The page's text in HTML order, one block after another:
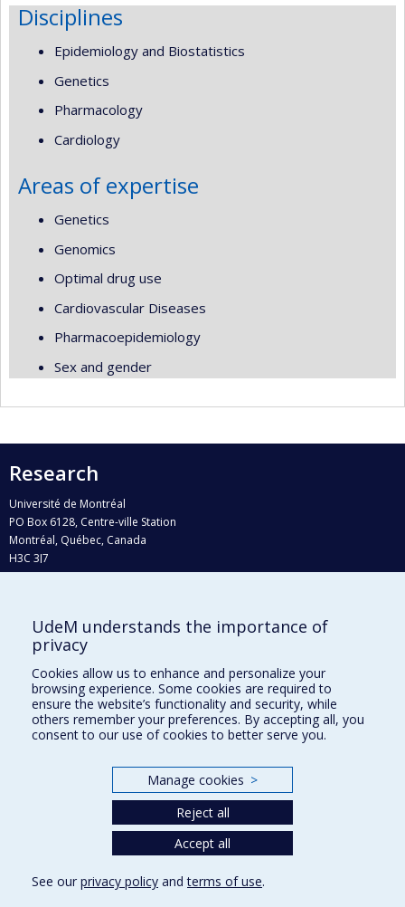
Disciplines
Epidemiology and Biostatistics
Genetics
Pharmacology
Cardiology
Areas of expertise
Genetics
Genomics
Optimal drug use
Cardiovascular Diseases
Pharmacoepidemiology
Sex and gender
Research
Université de Montréal
PO Box 6128, Centre-ville Station
Montréal, Québec, Canada
H3C 3J7
Who does what?
Find us
Site map
Accessibility
UdeM understands the importance of
privacy
Cookies allow us to enhance and personalize your
browsing experience. Some cookies are required to
ensure the website’s functionality and security, while
others remember your preferences. By accepting all, you
consent to our use of cookies to better serve you.
Manage cookies >
Reject all
Accept all
See our privacy policy andterms of use.